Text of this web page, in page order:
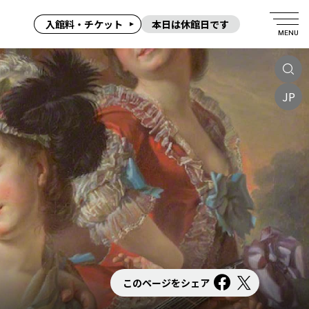
入館料・チケット 本日は休館日です
MENU
JP
このページをシェア